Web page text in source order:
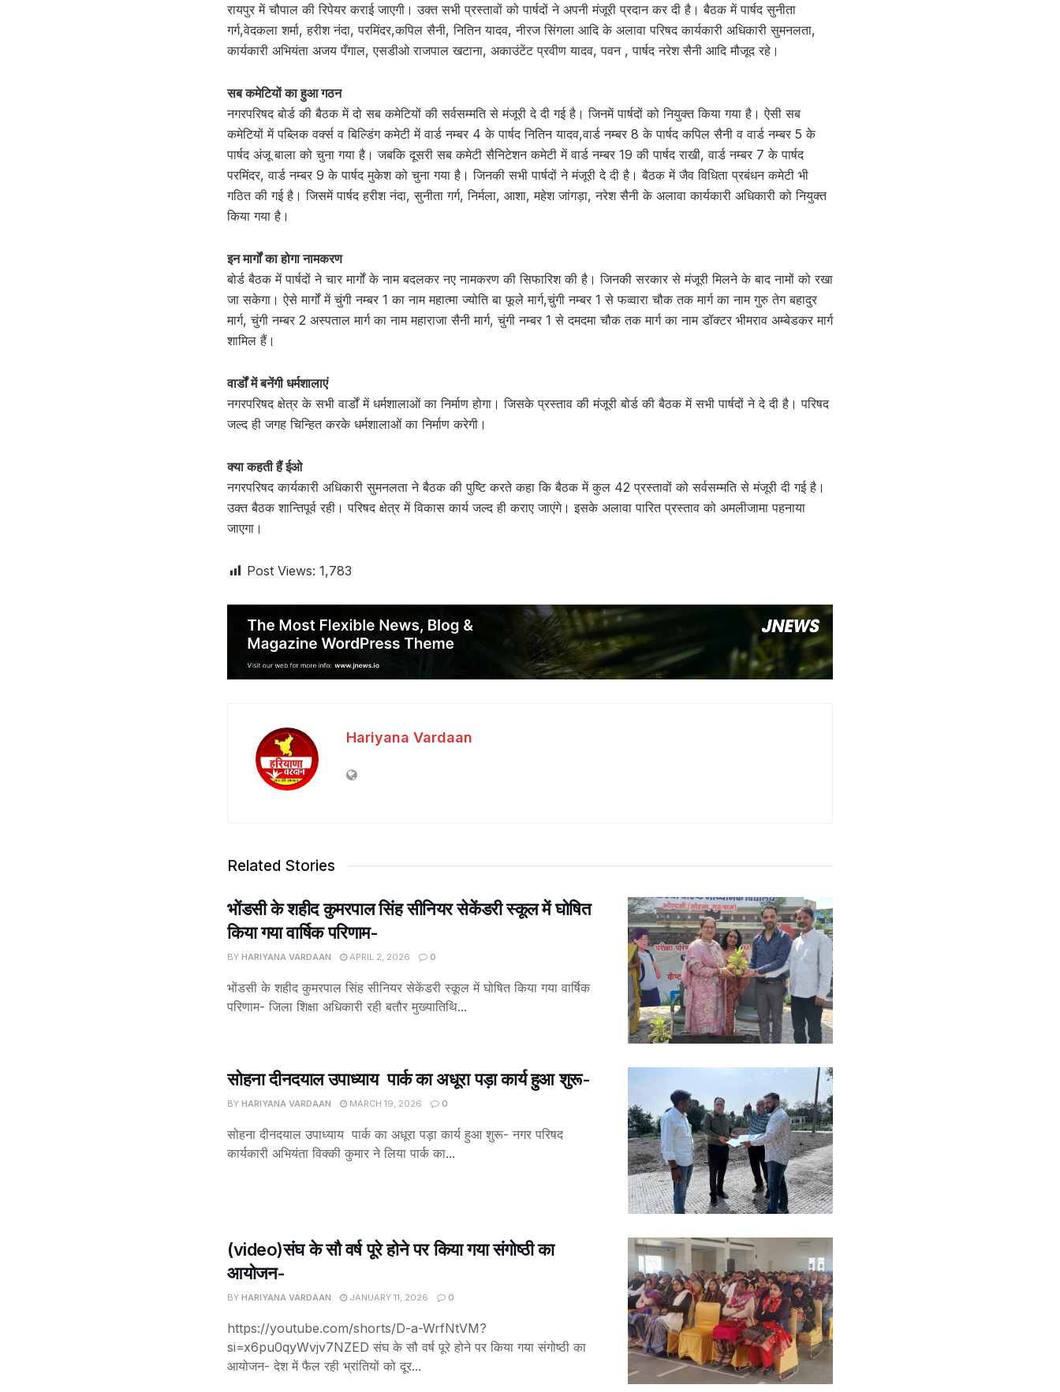
रायपुर में चौपाल की रिपेयर कराई जाएगी। उक्त सभी प्रस्तावों को पार्षदों ने अपनी मंजूरी प्रदान कर दी है। बैठक में पार्षद सुनीता
गर्ग,वेदकला शर्मा, हरीश नंदा, परमिंदर,कपिल सैनी, नितिन यादव, नीरज सिंगला आदि के अलावा परिषद कार्यकारी अधिकारी सुमनलता,
कार्यकारी अभियंता अजय पँगाल, एसडीओ राजपाल खटाना, अकाउंटेंट प्रवीण यादव, पवन , पार्षद नरेश सैनी आदि मौजूद रहे।
सब कमेटियों का हुआ गठन
नगरपरिषद बोर्ड की बैठक में दो सब कमेटियों की सर्वसम्मति से मंजूरी दे दी गई है। जिनमें पार्षदों को नियुक्त किया गया है। ऐसी सब
कमेटियों में पब्लिक वर्क्स व बिल्डिंग कमेटी में वार्ड नम्बर 4 के पार्षद नितिन यादव,वार्ड नम्बर 8 के पार्षद कपिल सैनी व वार्ड नम्बर 5 के
पार्षद अंजू बाला को चुना गया है। जबकि दूसरी सब कमेटी सैनिटेशन कमेटी में वार्ड नम्बर 19 की पार्षद राखी, वार्ड नम्बर 7 के पार्षद
परमिंदर, वार्ड नम्बर 9 के पार्षद मुकेश को चुना गया है। जिनकी सभी पार्षदों ने मंजूरी दे दी है। बैठक में जैव विधिता प्रबंधन कमेटी भी
गठित की गई है। जिसमें पार्षद हरीश नंदा, सुनीता गर्ग, निर्मला, आशा, महेश जांगड़ा, नरेश सैनी के अलावा कार्यकारी अधिकारी को नियुक्त
किया गया है।
इन मार्गों का होगा नामकरण
बोर्ड बैठक में पार्षदों ने चार मार्गों के नाम बदलकर नए नामकरण की सिफारिश की है। जिनकी सरकार से मंजूरी मिलने के बाद नामों को रखा
जा सकेगा। ऐसे मार्गों में चुंगी नम्बर 1 का नाम महात्मा ज्योति बा फूले मार्ग,चुंगी नम्बर 1 से फव्वारा चौक तक मार्ग का नाम गुरु तेग बहादुर
मार्ग, चुंगी नम्बर 2 अस्पताल मार्ग का नाम महाराजा सैनी मार्ग, चुंगी नम्बर 1 से दमदमा चौक तक मार्ग का नाम डॉक्टर भीमराव अम्बेडकर मार्ग
शामिल हैं।
वार्डों में बनेंगी धर्मशालाएं
नगरपरिषद क्षेत्र के सभी वार्डों में धर्मशालाओं का निर्माण होगा। जिसके प्रस्ताव की मंजूरी बोर्ड की बैठक में सभी पार्षदों ने दे दी है। परिषद
जल्द ही जगह चिन्हित करके धर्मशालाओं का निर्माण करेगी।
क्या कहती हैं ईओ
नगरपरिषद कार्यकारी अधिकारी सुमनलता ने बैठक की पुष्टि करते कहा कि बैठक में कुल 42 प्रस्तावों को सर्वसम्मति से मंजूरी दी गई है।
उक्त बैठक शान्तिपूर्व रही। परिषद क्षेत्र में विकास कार्य जल्द ही कराए जाएंगे। इसके अलावा पारित प्रस्ताव को अमलीजामा पहनाया
जाएगा।
Post Views: 1,783
Hariyana Vardaan
Related Stories
भोंडसी के शहीद कुमरपाल सिंह सीनियर सेकेंडरी स्कूल में घोषित
किया गया वार्षिक परिणाम-
BY HARIYANA VARDAAN APRIL 2, 2026 0
भोंडसी के शहीद कुमरपाल सिंह सीनियर सेकेंडरी स्कूल में घोषित किया गया वार्षिक
परिणाम- जिला शिक्षा अधिकारी रही बतौर मुख्यातिथि...
सोहना दीनदयाल उपाध्याय पार्क का अधूरा पड़ा कार्य हुआ शुरू-
BY HARIYANA VARDAAN MARCH 19, 2026 0
सोहना दीनदयाल उपाध्याय पार्क का अधूरा पड़ा कार्य हुआ शुरू- नगर परिषद
कार्यकारी अभियंता विक्की कुमार ने लिया पार्क का...
(video)संघ के सौ वर्ष पूरे होने पर किया गया संगोष्ठी का
आयोजन-
BY HARIYANA VARDAAN JANUARY 11, 2026 0
https://youtube.com/shorts/D-a-WrfNtVM?
si=x6pu0qyWvjv7NZED संघ के सौ वर्ष पूरे होने पर किया गया संगोष्ठी का
आयोजन- देश में फैल रही भ्रांतियों को दूर...